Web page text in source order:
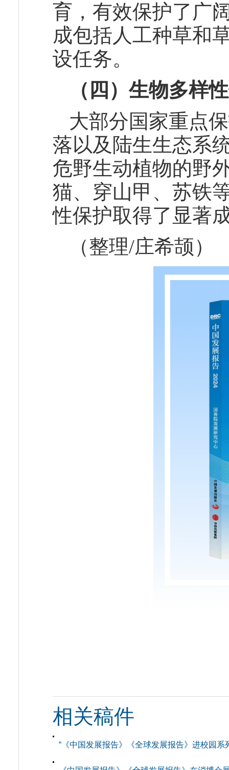
育，有效保护了广
成包括人工种草和
设任务。
（四）生物多样
大部分国家重点
落以及陆生生态系
危野生动植物的野
猫、穿山甲、苏铁
性保护取得了显著
（整理/庄希颉）
相关稿件
“《中国发展报告》《全球发展报告》进校园系